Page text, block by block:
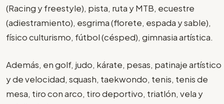
(Racing y freestyle), pista, ruta y MTB, ecuestre
(adiestramiento), esgrima (florete, espada y sable),
físico culturismo, fútbol (césped), gimnasia artística.
Además, en golf, judo, kárate, pesas, patinaje artístico
y de velocidad, squash, taekwondo, tenis, tenis de
mesa, tiro con arco, tiro deportivo, triatlón, vela y